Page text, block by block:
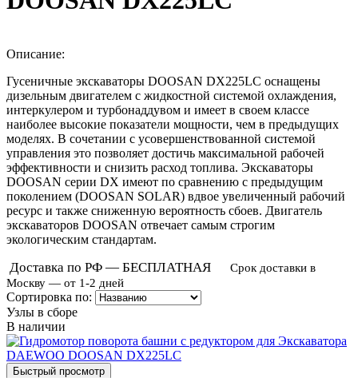
Описание:
Гусеничные экскаваторы DOOSAN DX225LC оснащены
дизельным двигателем с жидкостной системой охлаждения,
интеркулером и турбонаддувом и имеет в своем классе
наиболее высокие показатели мощности, чем в предыдущих
моделях. В сочетании с усовершенствованной системой
управления это позволяет достичь максимальной рабочей
эффективности и снизить расход топлива. Экскаваторы
DOOSAN серии DX имеют по сравнению с предыдущим
поколением (DOOSAN SOLAR) вдвое увеличенный рабочий
ресурс и также сниженную вероятность сбоев. Двигатель
экскаваторов DOOSAN отвечает самым строгим
экологическим стандартам.
Доставка по РФ — БЕСПЛАТНАЯ
Срок доставки в
Москву — от 1-2 дней
Сортировка по:
Узлы в сборе
В наличии